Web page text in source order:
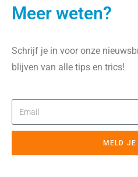
Meer weten?
Schrijf je in voor onze
blijven van alle tips en trics!
MELD